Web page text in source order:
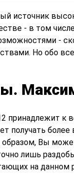
источник
- в том
-
Но обо
принадлежит
получать
Вы
лишь
на данном